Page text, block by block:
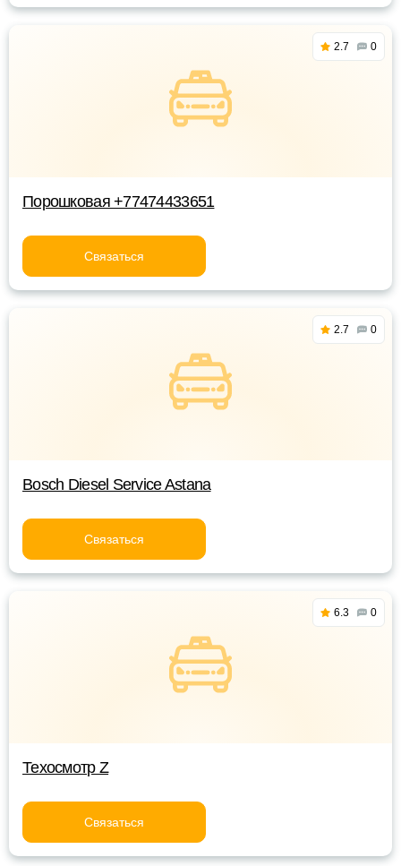
2.7 0
Порошковая +77474433651
Связаться
2.7 0
Bosch Diesel Service Astana
Связаться
6.3 0
Техосмотр Z
Связаться